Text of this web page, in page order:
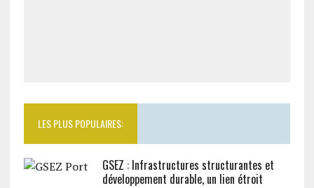
LES PLUS POPULAIRES:
GSEZ : Infrastructures structurantes et
développement durable, un lien étroit